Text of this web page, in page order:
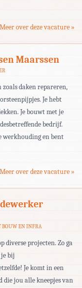
Meer over deze vacature »
Maarssen
daken repareren,
Je hebt
Je bouwt met je
bedrijf.
werkhouding en bent
Meer over deze vacature »
BOUW EN INFRA
diverse projecten. Zo ga
bij
Je komt in een
die jou alle kneepjes van